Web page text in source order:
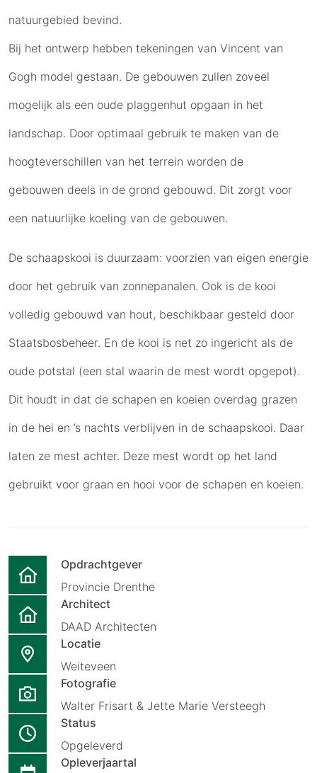
natuurgebied bevind.
Bij het ontwerp hebben tekeningen van Vincent van
Gogh model gestaan. De gebouwen zullen zoveel
mogelijk als een oude plaggenhut opgaan in het
landschap. Door optimaal gebruik te maken van de
hoogteverschillen van het terrein worden de
gebouwen deels in de grond gebouwd. Dit zorgt voor
een natuurlijke koeling van de gebouwen.
De schaapskooi is duurzaam: voorzien van eigen energie
door het gebruik van zonnepanalen. Ook is de kooi
volledig gebouwd van hout, beschikbaar gesteld door
Staatsbosbeheer. En de kooi is net zo ingericht als de
oude potstal (een stal waarin de mest wordt opgepot).
Dit houdt in dat de schapen en koeien overdag grazen
in de hei en ’s nachts verblijven in de schaapskooi. Daar
laten ze mest achter. Deze mest wordt op het land
gebruikt voor graan en hooi voor de schapen en koeien.
Opdrachtgever
Provincie Drenthe
Architect
DAAD Architecten
Locatie
Weiteveen
Fotografie
Walter Frisart & Jette Marie Versteegh
Status
Opgeleverd
Opleverjaartal